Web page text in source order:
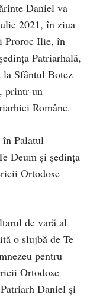
Daniel va
2021, în ziua
Proroc Ilie, în
Patriarhală,
la Sfântul Botez
printr-un
Române.
Palatul
Deum şi şedinţa
Ortodoxe
de vară al
o slujbă de Te
pentru
Ortodoxe
Daniel şi